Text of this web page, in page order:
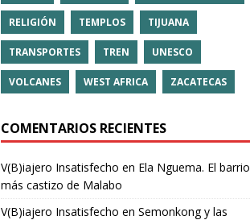
RELIGIÓN TEMPLOS TIJUANA
TRANSPORTES TREN UNESCO
VOLCANES WEST AFRICA ZACATECAS
COMENTARIOS RECIENTES
V(B)iajero Insatisfecho en Ela Nguema. El barrio
más castizo de Malabo
V(B)iajero Insatisfecho en Semonkong y las